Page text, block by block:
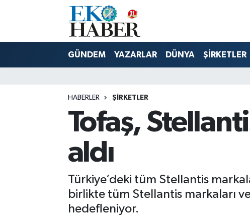
GÜNDEM YAZARLAR DÜNYA ŞİRKETLER
HABERLER ŞIRKETLER
Tofaş,
aldı
Türkiye’deki tüm Stellantis
birlikte tüm Stellantis markaları
hedefleniyor.
Hava Durumu
Tüm Manşetler
Son Dakika Haberleri